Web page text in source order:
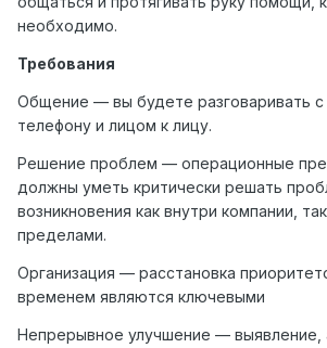
необходимо.
Требования
Общение — вы будете разговаривать с
телефону и лицом к лицу.
Решение проблем — операционные
должны уметь критически решать
возникновения как внутри компании,
пределами.
Организация — расстановка
временем являются ключевыми
Непрерывное улучшение — выявление,